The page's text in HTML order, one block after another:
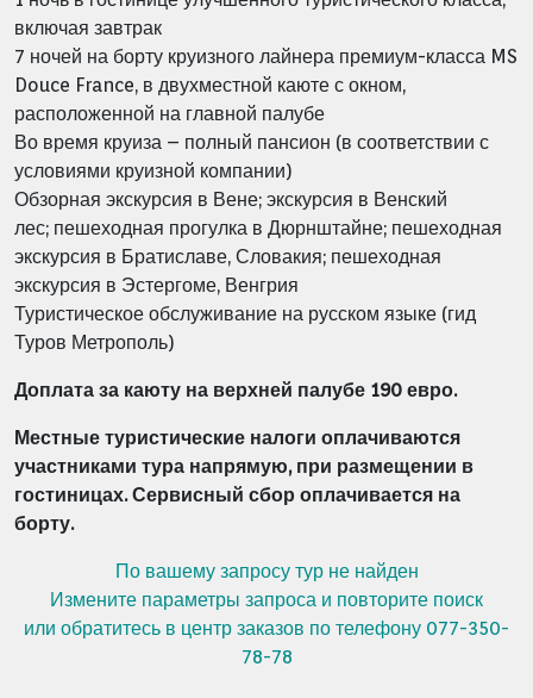
включая завтрак
7 ночей на борту круизного лайнера премиум-класса MS
Douce France, в двухместной каюте с окном,
расположенной на главной палубе
Во время круиза – полный пансион (в соответствии с
условиями круизной компании)
Обзорная экскурсия в Вене; экскурсия в Венский
лес; пешеходная прогулка в Дюрнштайне; пешеходная
экскурсия в Братиславе, Словакия; пешеходная
экскурсия в Эстергоме, Венгрия
Туристическое обслуживание на русском языке (гид
Туров Метрополь)
Доплата за каюту на верхней палубе 190 евро.
Местные туристические налоги оплачиваются
участниками тура напрямую, при размещении в
гостиницах. Сервисный сбор оплачивается на
борту.
По вашему запросу тур не найден
Измените параметры запроса и повторите поиск
или обратитесь в центр заказов по телефону 077-350-
78-78